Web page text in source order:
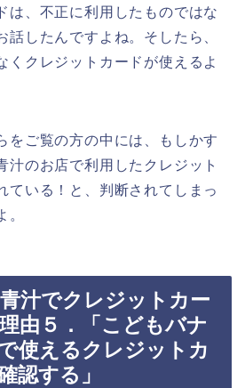
は、不正に利用したものではな
話したんですよね。そしたら、
くクレジットカードが使えるよ
をご覧の方の中には、もしかす
汁のお店で利用したクレジット
ている！と、判断されてしまっ
。
汁でクレジットカー
由５．「こどもバナ
使えるクレジットカ
認する」